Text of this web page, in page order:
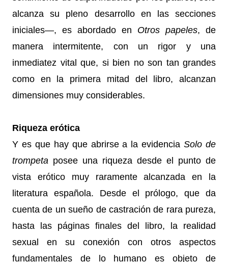
alcanza su pleno desarrollo en las secciones
iniciales—, es abordado en Otros papeles, de
manera intermitente, con un rigor y una
inmediatez vital que, si bien no son tan grandes
como en la primera mitad del libro, alcanzan
dimensiones muy considerables.
Riqueza erótica
Y es que hay que abrirse a la evidenciaSolo de
trompeta posee una riqueza desde el punto de
vista erótico muy raramente alcanzada en la
literatura española. Desde el prólogo, que da
cuenta de un sueño de castración de rara pureza,
hasta las páginas finales del libro, la realidad
sexual en su conexión con otros aspectos
fundamentales de lo humano es objeto de